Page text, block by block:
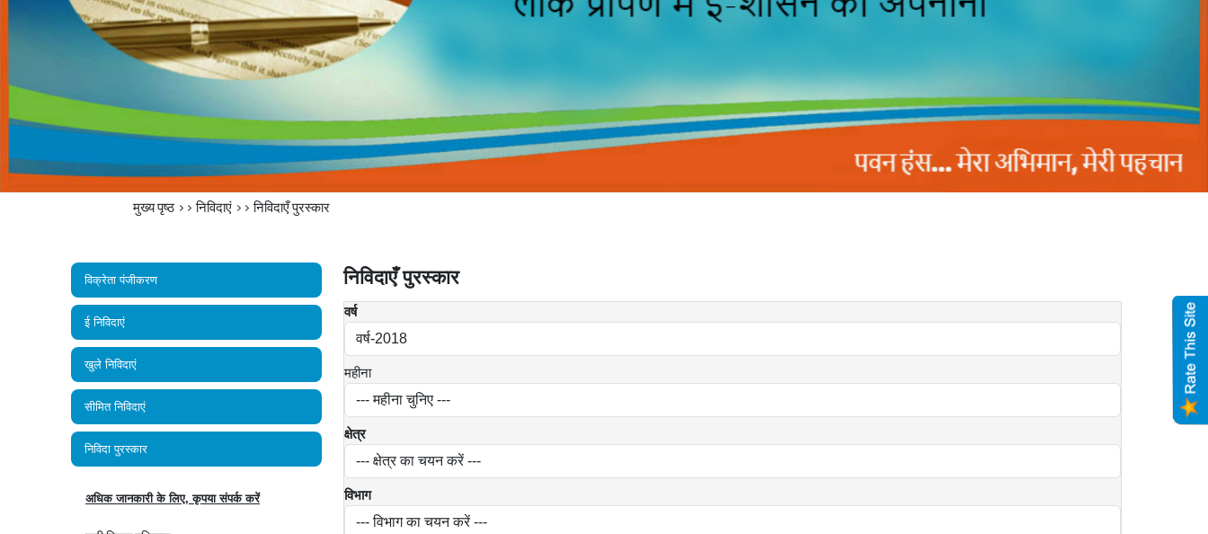
मुख्य पृष्ठ >> निविदाएं >>निविदाएँ पुरस्कार
विक्रेता पंजीकरण
ई निविदाएं
खुले निविदाएं
सीमित निविदाएं
निविदा पुरस्कार
अधिक जानकारी के लिए, कृपया संपर्क करें
निविदाएँ पुरस्कार
वर्ष
महीना
क्षेत्र
विभाग